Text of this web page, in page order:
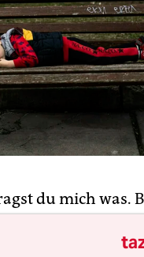
du mich was.
du. Höchstens,